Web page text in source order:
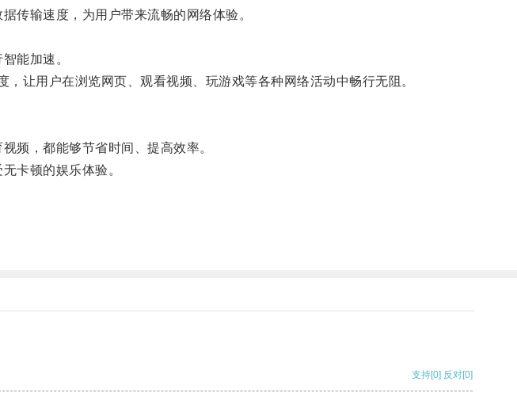
输速度，为用户带来流畅的网络体验。
能加速。
用户在浏览网页、观看视频、玩游戏等各种网络活动中畅行无阻。
，都能够节省时间、提高效率。
卡顿的娱乐体验。
支持[0] 反对[0]